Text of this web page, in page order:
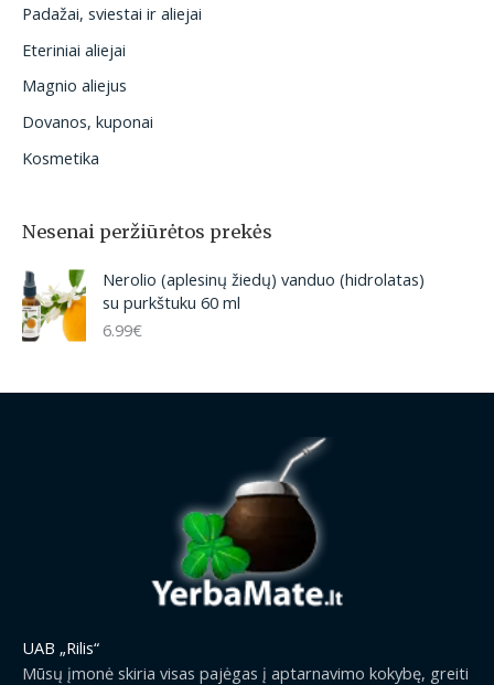
Padažai, sviestai ir aliejai
Eteriniai aliejai
Magnio aliejus
Dovanos, kuponai
Kosmetika
Nesenai peržiūrėtos prekės
Nerolio (aplesinų žiedų) vanduo (hidrolatas)
su purkštuku 60 ml
6.99€
UAB „Rilis“
Mūsų įmonė skiria visas pajėgas į aptarnavimo kokybę, greiti